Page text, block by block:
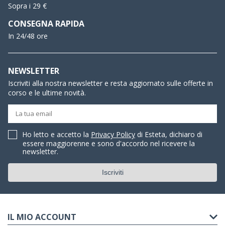
Sopra i 29 €
CONSEGNA RAPIDA
In 24/48 ore
NEWSLETTER
Iscriviti alla nostra newsletter e resta aggiornato sulle offerte in
corso e le ultime novità.
Ho letto e accetto la Privacy Policy di Esteta, dichiaro di
essere maggiorenne e sono d'accordo nel ricevere la
newsletter.
IL MIO ACCOUNT